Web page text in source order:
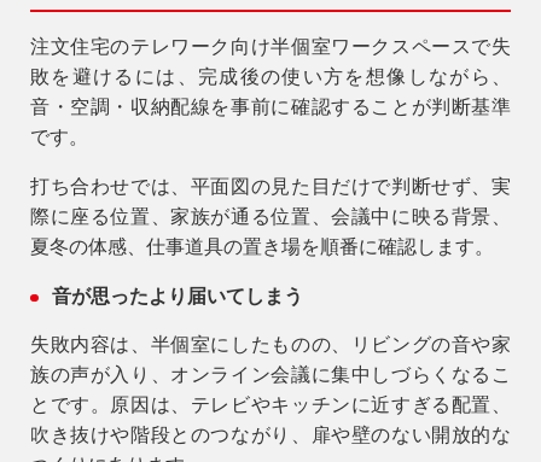
注文住宅のテレワーク向け半個室ワークスペースで失
敗を避けるには、完成後の使い方を想像しながら、
音・空調・収納配線を事前に確認することが判断基準
です。
打ち合わせでは、平面図の見た目だけで判断せず、実
際に座る位置、家族が通る位置、会議中に映る背景、
夏冬の体感、仕事道具の置き場を順番に確認します。
音が思ったより届いてしまう
失敗内容は、半個室にしたものの、リビングの音や家
族の声が入り、オンライン会議に集中しづらくなるこ
とです。原因は、テレビやキッチンに近すぎる配置、
吹き抜けや階段とのつながり、扉や壁のない開放的な